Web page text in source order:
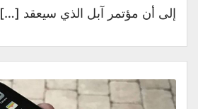
إلى أن مؤتمر آبل الذي سيعقد […]